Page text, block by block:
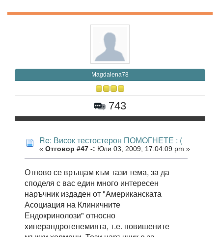
Magdalena78
743
Re: Висок тестостерон ПОМОГНЕТЕ : (
« Отговор #47 -: Юли 03, 2009, 17:04:09 pm »
Отново се връщам към тази тема, за да
споделя с вас един много интересен
наръчник издаден от "Американската
Асоциация на Клиничните
Ендокринолози" относно
хиперандрогенемията, т.е. повишените